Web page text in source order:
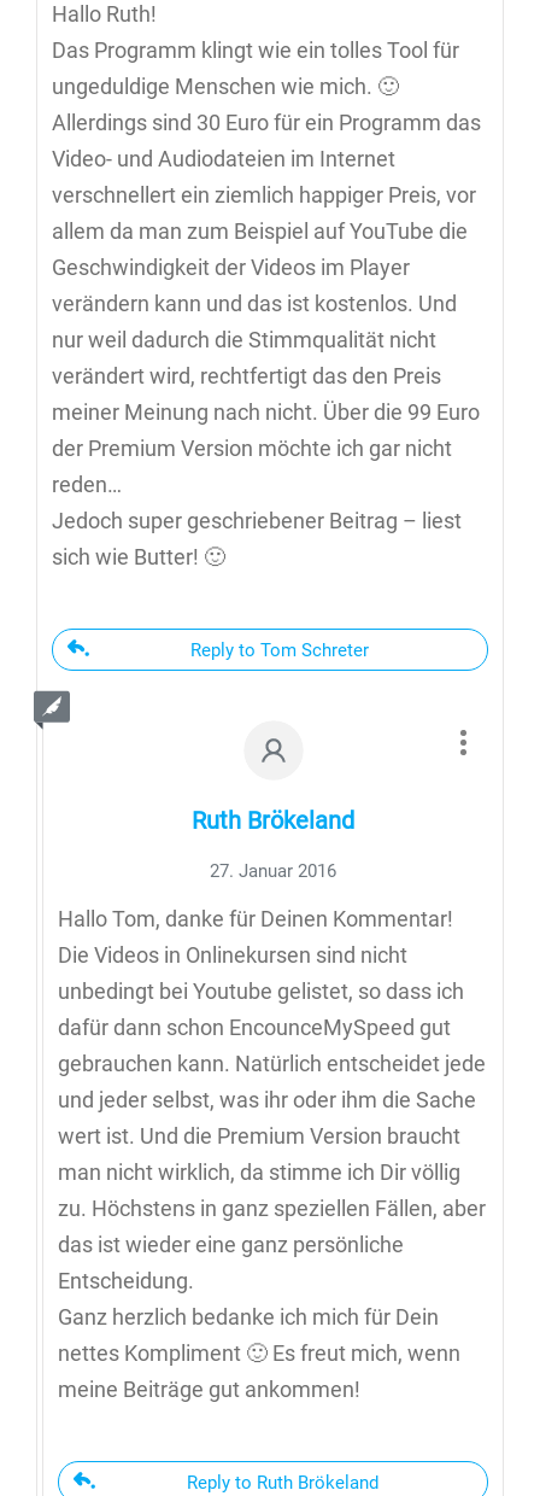
Hallo Ruth!
Das Programm klingt wie ein tolles Tool für
ungeduldige Menschen wie mich. 🙂
Allerdings sind 30 Euro für ein Programm das
Video- und Audiodateien im Internet
verschnellert ein ziemlich happiger Preis, vor
allem da man zum Beispiel auf YouTube die
Geschwindigkeit der Videos im Player
verändern kann und das ist kostenlos. Und
nur weil dadurch die Stimmqualität nicht
verändert wird, rechtfertigt das den Preis
meiner Meinung nach nicht. Über die 99 Euro
der Premium Version möchte ich gar nicht
reden…
Jedoch super geschriebener Beitrag – liest
sich wie Butter! 🙂
Reply to Tom Schreter
Ruth Brökeland
27. Januar 2016
Hallo Tom, danke für Deinen Kommentar!
Die Videos in Onlinekursen sind nicht
unbedingt bei Youtube gelistet, so dass ich
dafür dann schon EncounceMySpeed gut
gebrauchen kann. Natürlich entscheidet jede
und jeder selbst, was ihr oder ihm die Sache
wert ist. Und die Premium Version braucht
man nicht wirklich, da stimme ich Dir völlig
zu. Höchstens in ganz speziellen Fällen, aber
das ist wieder eine ganz persönliche
Entscheidung.
Ganz herzlich bedanke ich mich für Dein
nettes Kompliment 🙂 Es freut mich, wenn
meine Beiträge gut ankommen!
Reply to Ruth Brökeland